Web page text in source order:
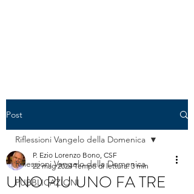
Post
Riflessioni Vangelo della Domenica
PUBBLICAZIONI
Riflessioni Vangelo della Domenica
UNO PIU UNO FA TRE
P. Ezio Lorenzo Bono, CSF
22 mag 2024 Tempo di lettura: 3 min